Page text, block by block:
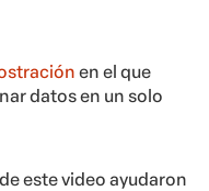
en el que
datos en un solo
este video ayudaron